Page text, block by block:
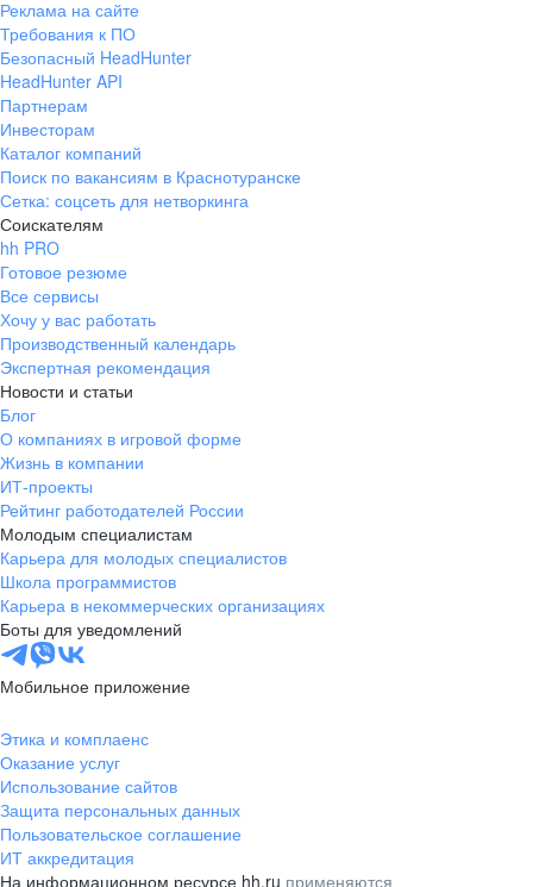
Реклама на сайте
Требования к ПО
Безопасный HeadHunter
HeadHunter API
Партнерам
Инвесторам
Каталог компаний
Поиск по вакансиям в Краснотуранске
Сетка: соцсеть для нетворкинга
Соискателям
hh PRO
Готовое резюме
Все сервисы
Хочу у вас работать
Производственный календарь
Экспертная рекомендация
Новости и статьи
Блог
О компаниях в игровой форме
Жизнь в компании
ИТ-проекты
Рейтинг работодателей России
Молодым специалистам
Карьера для молодых специалистов
Школа программистов
Карьера в некоммерческих организациях
Боты для уведомлений
Мобильное приложение
Этика и комплаенс
Оказание услуг
Использование сайтов
Защита персональных данных
Пользовательское соглашение
ИТ аккредитация
На информационном ресурсе hh.ru применяются